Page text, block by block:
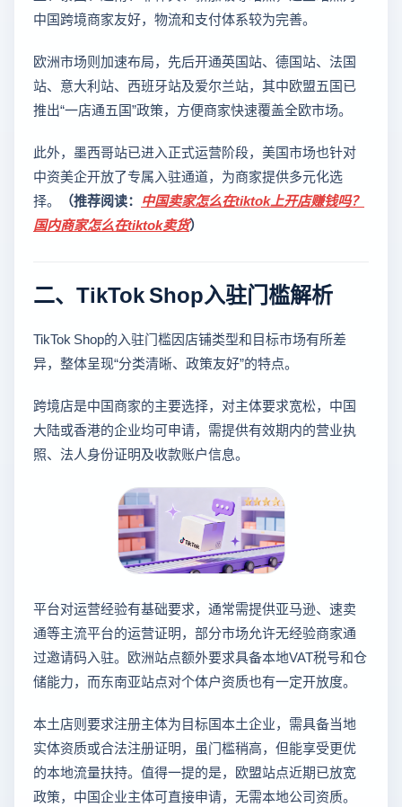
中国跨境商家友好，物流和支付体系较为完善。
欧洲市场则加速布局，先后开通英国站、德国站、法国
站、意大利站、西班牙站及爱尔兰站，其中欧盟五国已
推出“一店通五国”政策，方便商家快速覆盖全欧市场。
此外，墨西哥站已进入正式运营阶段，美国市场也针对
中资美企开放了专属入驻通道，为商家提供多元化选
择。
（推荐阅读： 中国卖家怎么在tiktok上开店赚钱吗？
国内商家怎么在tiktok卖货）
二、TikTok Shop入驻门槛解析
TikTok Shop的入驻门槛因店铺类型和目标市场有所差
异，整体呈现“分类清晰、政策友好”的特点。
跨境店是中国商家的主要选择，对主体要求宽松，中国
大陆或香港的企业均可申请，需提供有效期内的营业执
照、法人身份证明及收款账户信息。
平台对运营经验有基础要求，通常需提供亚马逊、速卖
通等主流平台的运营证明，部分市场允许无经验商家通
过邀请码入驻。欧洲站点额外要求具备本地VAT税号和仓
储能力，而东南亚站点对个体户资质也有一定开放度。
本土店则要求注册主体为目标国本土企业，需具备当地
实体资质或合法注册证明，虽门槛稍高，但能享受更优
的本地流量扶持。值得一提的是，欧盟站点近期已放宽
政策，中国企业主体可直接申请，无需本地公司资质。